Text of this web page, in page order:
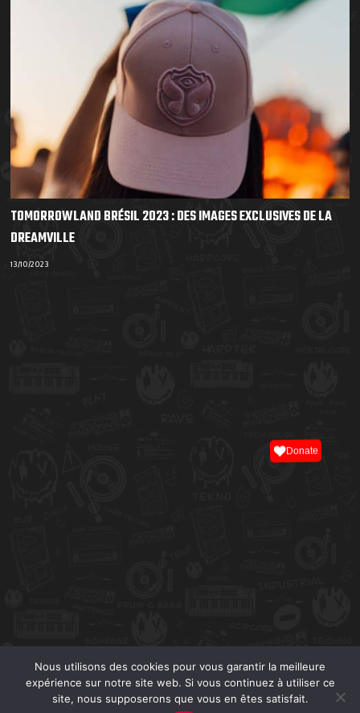
TOMORROWLAND BRÉSIL 2023 : DES IMAGES EXCLUSIVES DE LA
DREAMVILLE
13/10/2023
Nous utilisons des cookies pour vous garantir la meilleure
expérience sur notre site web. Si vous continuez à utiliser ce
site, nous supposerons que vous en êtes satisfait.
Donate